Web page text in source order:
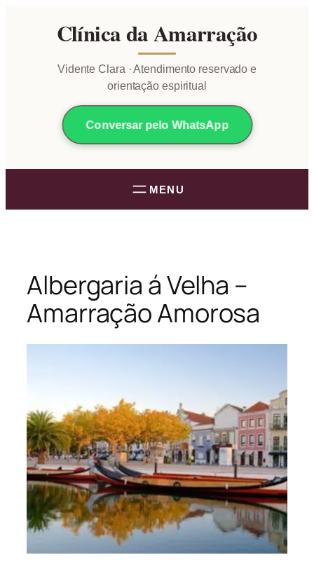
conteúdo
Clínica da Amarração
Vidente Clara · Atendimento reservado e
orientação espiritual
Conversar pelo WhatsApp
Albergaria á Velha –
Amarração Amorosa